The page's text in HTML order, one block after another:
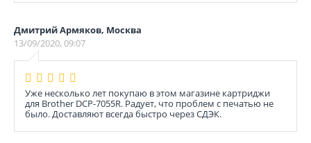
Дмитрий Армяков, Москва
13/09/2020, 09:07
Уже несколько лет покупаю в этом магазине картриджи
для Brother DCP-7055R. Радует, что проблем с печатью не
было. Доставляют всегда быстро через СДЭК.